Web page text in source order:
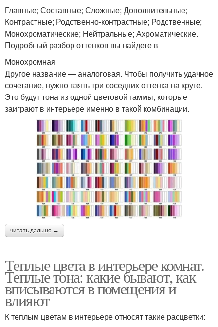
Главные; Составные; Сложные; Дополнительные;
Контрастные; Родственно-контрастные; Родственные;
Монохроматические; Нейтральные; Ахроматические.
Подробный разбор оттенков вы найдете в
Монохромная
Другое название — аналоговая. Чтобы получить удачное
сочетание, нужно взять три соседних оттенка на круге.
Это будут тона из одной цветовой гаммы, которые
заиграют в интерьере именно в такой комбинации.
читать дальше →
Теплые цвета в интерьере комнат.
Теплые тона: какие бывают, как
вписываются в помещения и
влияют
К теплым цветам в интерьере относят такие расцветки: